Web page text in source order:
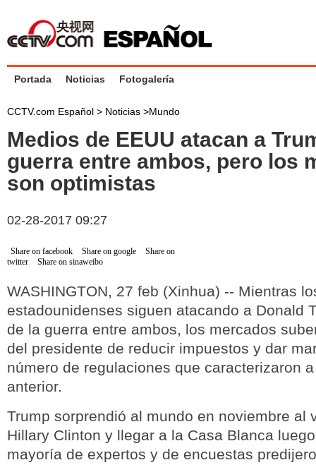
Portada Noticias Fotogalería
CCTV.com Español > Noticias >Mundo
Medios de EEUU atacan a
guerra entre ambos, pero los
son optimistas
02-28-2017 09:27
Share on facebook Share on google
Share on
twitter
Share on sinaweibo
WASHINGTON, 27 feb (Xinhua) -- Mientras
estadounidenses siguen atacando a Donald
de la guerra entre ambos, los mercados
del presidente de reducir impuestos y dar
número de regulaciones que caracterizaron
anterior.
Trump sorprendió al mundo en noviembre al
Hillary Clinton y llegar a la Casa Blanca
mayoría de expertos y de encuestas